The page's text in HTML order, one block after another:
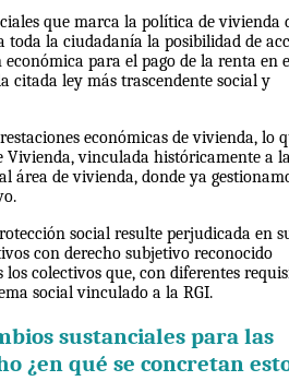
que marca la política de vivienda
toda la ciudadanía la posibilidad de
para el pago de la renta en
citada ley más trascendente social y
económicas de vivienda, lo
vinculada históricamente a
área de vivienda, donde ya
social resulte perjudicada en
con derecho subjetivo reconocido
colectivos que, con diferentes
social vinculado a la RGI.
sustanciales para las
¿en qué se concretan